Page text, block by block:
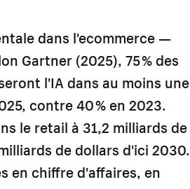
dans l'ecommerce —
Gartner (2025), 75 % des
l'IA dans au moins une
contre 40 % en 2023.
le retail à 31,2 milliards de
de dollars d'ici 2030.
en chiffre d'affaires, en